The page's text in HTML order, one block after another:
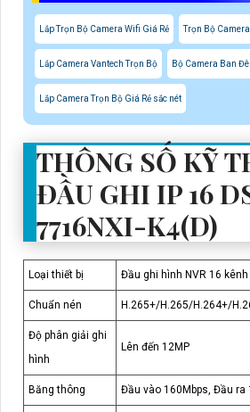
Lắp Trọn Bộ Camera Wifi Giá Rẻ Trọn Bộ
Lắp Camera Vantech Trọn Bộ Bộ Camera Ban
Lắp Camera Trọn Bộ Giá Rẻ sắc nét
THÔNG SỐ KỸ
ĐẦU GHI IP 16
7716NXI-K4(D)
Loại thiết bị Đầu ghi hình NVR 16 kênh
Chuẩn nén H.265+/H.265/H.264+/
Độ phân giải ghi
hình
Lên đến 12MP
Băng thông Đầu vào 160Mbps, Đầu ra